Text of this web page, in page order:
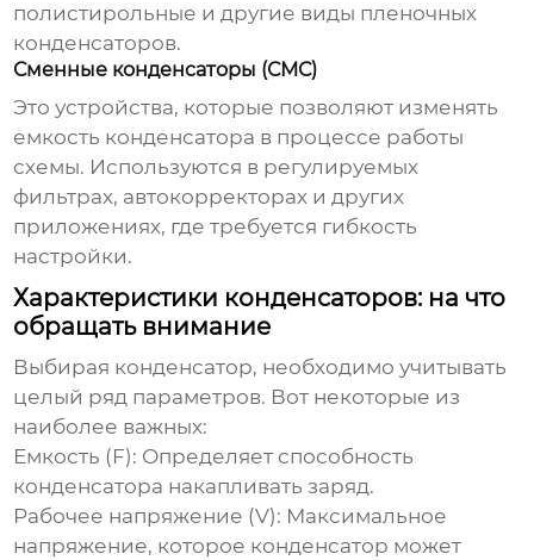
полистирольные и другие виды пленочных
конденсаторов.
Сменные конденсаторы (СМС)
Это устройства, которые позволяют изменять
емкость конденсатора в процессе работы
схемы. Используются в регулируемых
фильтрах, автокорректорах и других
приложениях, где требуется гибкость
настройки.
Характеристики конденсаторов: на что
обращать внимание
Выбирая конденсатор, необходимо учитывать
целый ряд параметров. Вот некоторые из
наиболее важных:
Емкость (F): Определяет способность
конденсатора накапливать заряд.
Рабочее напряжение (V): Максимальное
напряжение, которое конденсатор может